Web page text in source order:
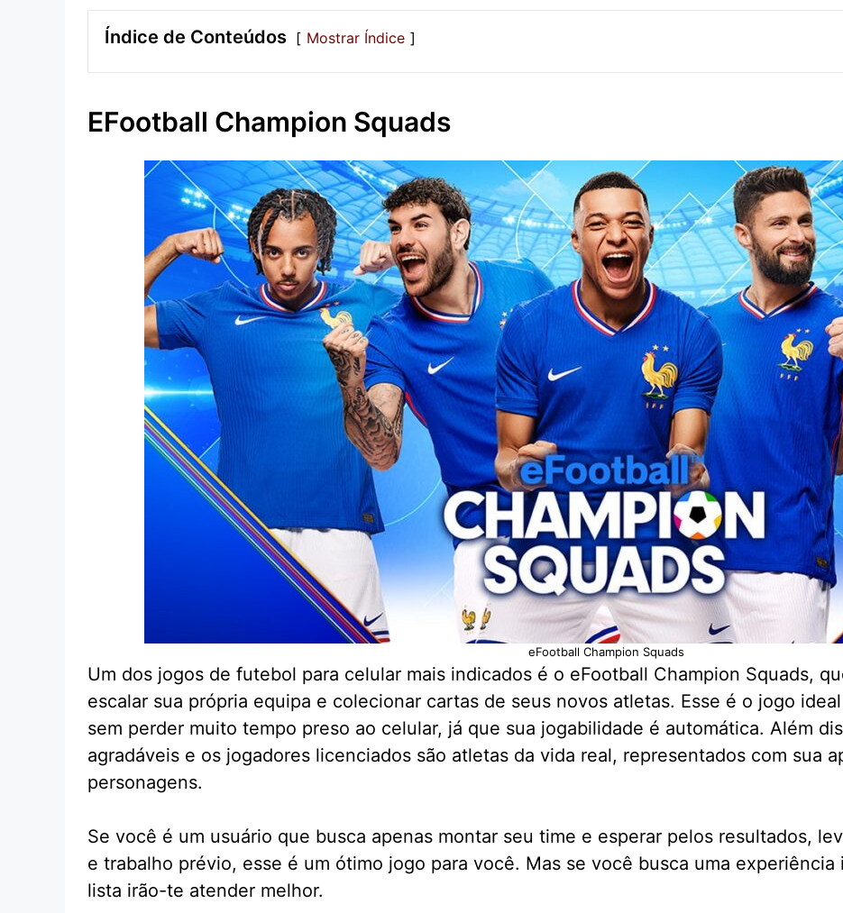
Índice de Conteúdos Mostrar Índice
EFootball Champion Squads
eFootball Champion Squads
Um dos jogos de futebol para celular mais indicados é o eFootball Champion Squads,
escalar sua própria equipa e colecionar cartas de seus novos atletas. Esse é o jogo
sem perder muito tempo preso ao celular, já que sua jogabilidade é automática. Além
agradáveis e os jogadores licenciados são atletas da vida real, representados com sua
personagens.
Se você é um usuário que busca apenas montar seu time e esperar pelos resultados,
e trabalho prévio, esse é um ótimo jogo para você. Mas se você busca uma
lista irão-te atender melhor.